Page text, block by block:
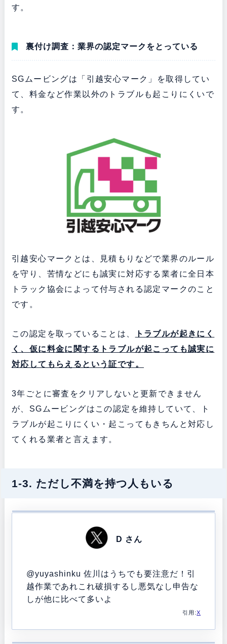
す。
裏付け調査：業界の認定マークをとっている
SGムービングは「引越安心マーク」を取得してい
て、料金など作業以外のトラブルも起こりにくいで
す。
引越安心マークとは、見積もりなどで業界のルール
を守り、苦情などにも誠実に対応する業者に全日本
トラック協会によって付与される認定マークのこと
です。
この認定を取っていることは、
トラブルが起きにく
く、仮に料金に関するトラブルが起こっても誠実に
対応してもらえるという証です。
3年ごとに審査をクリアしないと更新できません
が、SGムービングはこの認定を維持していて、ト
ラブルが起こりにくい・起こってもきちんと対応し
てくれる業者と言えます。
1-3. ただし不満を持つ人もいる
D さん
@yuyashinku 佐川はうちでも要注意だ！引
越作業であれこれ破損するし悪気なし申告な
しが他に比べて多いよ
引用:X